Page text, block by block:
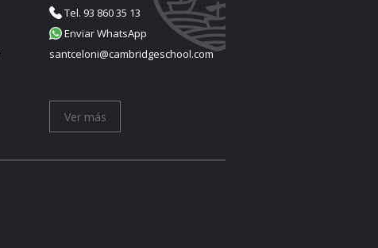
Tel. 93 860 35 13
Enviar WhatsApp
santceloni@cambridgeschool.com
Ver más